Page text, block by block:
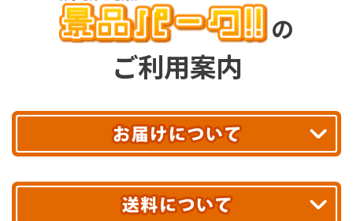
の
ご利用案内
最短翌日お届け!